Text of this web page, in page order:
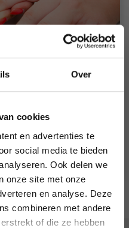
Over
cookies
en advertenties te
social media te bieden
Ook delen we
onze site met onze
en analyse. Deze
combineren met andere
of die ze hebben
v.a. € 269
t.e.m. 15 augustus,
definitief.